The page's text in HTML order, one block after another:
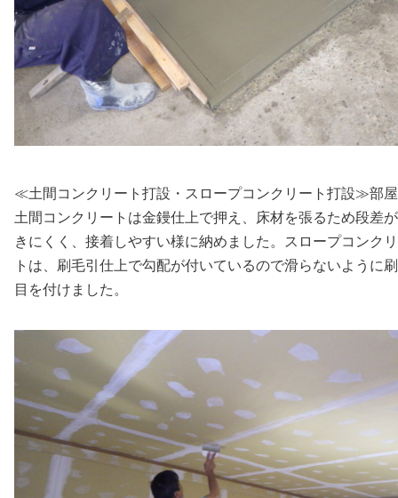
≪土間コンクリート打設・スロープコンクリート打設≫部
土間コンクリートは金鏝仕上で押え、床材を張るため段差
きにくく、接着しやすい様に納めました。スロープコンク
トは、刷毛引仕上で勾配が付いているので滑らないように
目を付けました。